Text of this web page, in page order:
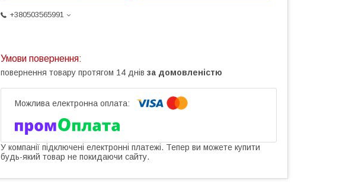
+380503565991
повернення товару протягом 14 днів за домовленістю
У компанії підключені електронні платежі. Тепер ви можете купити
будь-який товар не покидаючи сайту.